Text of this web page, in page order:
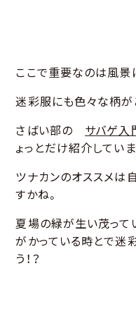
ここで重要なのは風景
迷彩服にも色々な柄が
さばい部の サバゲ
ょっとだけ紹介していま
ツナカンのオススメは
すかね。
夏場の緑が生い茂って
がかっている時とで迷
う！？